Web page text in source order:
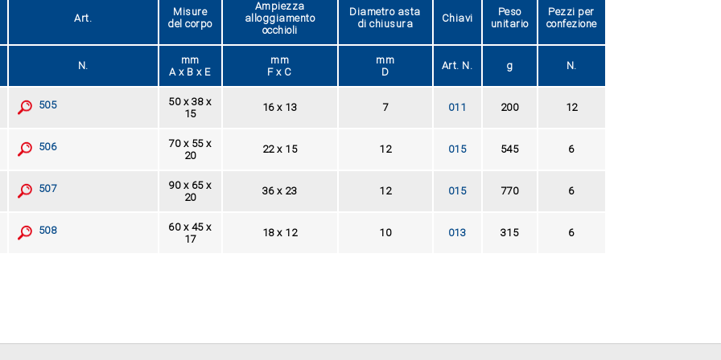
Art.
Misure
del corpo
Ampiezza
alloggiamento
occhioli
Diametro asta
di chiusura
Chiavi
Peso
unitario
Pezzi per
confezione
N.
mm
A x B x E
mm
F x C
mm
D
Art. N. g N.
505
50 x 38 x
15
16 x 13 7 011 200 12
506
70 x 55 x
20
22 x 15 12 015 545 6
507
90 x 65 x
20
36 x 23 12 015 770 6
508
60 x 45 x
17
18 x 12 10 013 315 6